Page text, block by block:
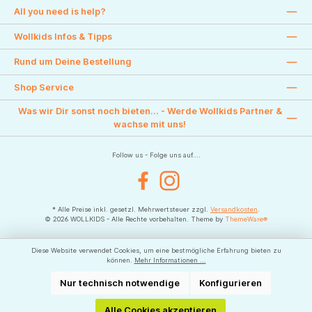
All you need is help?
Wollkids Infos & Tipps
Rund um Deine Bestellung
Shop Service
Was wir Dir sonst noch bieten... - Werde Wollkids Partner &
wachse mit uns!
Follow us - Folge uns auf....
FacebookInstagram
* Alle Preise inkl. gesetzl. Mehrwertsteuer zzgl. Versandkosten.
© 2026 WOLLKIDS - Alle Rechte vorbehalten. Theme by ThemeWare®
Diese Website verwendet Cookies, um eine bestmögliche Erfahrung bieten zu
können.
Mehr Informationen ...
Nur technisch notwendige Konfigurieren